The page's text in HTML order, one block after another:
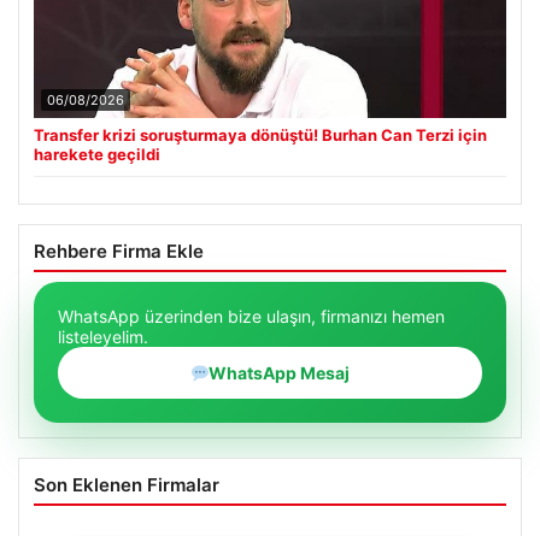
06/08/2026
Transfer krizi soruşturmaya dönüştü! Burhan Can Terzi için
harekete geçildi
Rehbere Firma Ekle
WhatsApp üzerinden bize ulaşın, firmanızı hemen
listeleyelim.
WhatsApp Mesaj
Son Eklenen Firmalar